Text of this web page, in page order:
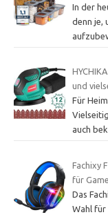
In der
denn je,
und
Für
auch
Fachixy
für
Das
Wahl für